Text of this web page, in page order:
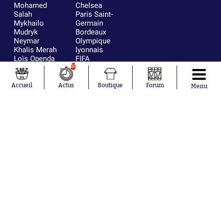
Mohamed
Salah
Mykhailo
Mudryk
Neymar
Khalis Merah
Loïs Openda
Moussa
Niakhaté
Nicolás
Chelsea
Paris Saint-
Germain
Bordeaux
Olympique
lyonnais
FIFA
Real Madrid
RC Strasbourg
AC Milan
Accueil
10
Actus Boutique Forum Menu